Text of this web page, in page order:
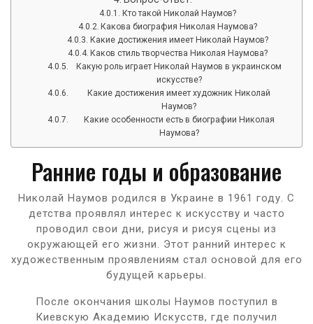
Кто такой Николай Наумов?
Какова биография Николая Наумова?
Какие достижения имеет Николай Наумов?
Каков стиль творчества Николая Наумова?
Какую роль играет Николай Наумов в украинском
искусстве?
Какие достижения имеет художник Николай
Наумов?
Какие особенности есть в биографии Николая
Наумова?
Ранние годы и образование
Николай Наумов родился в Украине в 1961 году. С
детства проявлял интерес к искусству и часто
проводил свои дни, рисуя и рисуя сцены из
окружающей его жизни. Этот ранний интерес к
художественным проявлениям стал основой для его
будущей карьеры.
После окончания школы Наумов поступил в
Киевскую Академию Искусств, где получил